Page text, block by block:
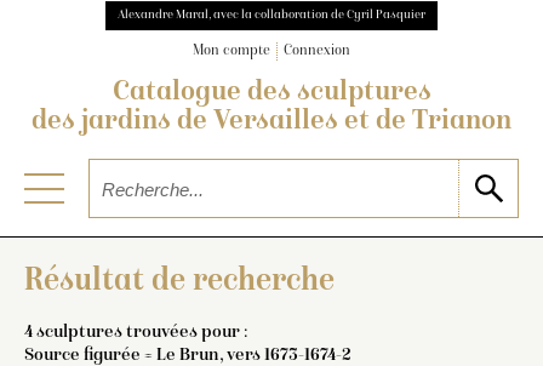
Alexandre Maral, avec la collaboration de Cyril Pasquier
Mon compte Connexion
Catalogue des sculptures
des jardins de Versailles et de Trianon
Résultat de recherche
4 sculptures trouvées pour :
Source figurée = Le Brun, vers 1673-1674-2